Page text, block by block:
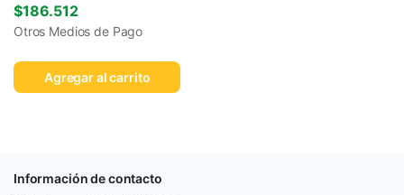
$186.512
Otros Medios de Pago
Agregar al carrito
Información de contacto